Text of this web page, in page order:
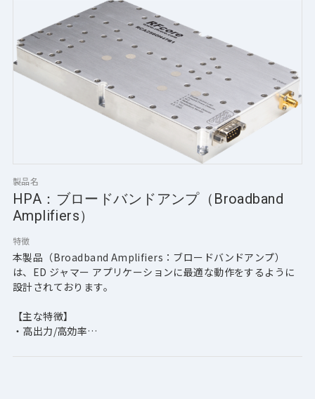
・小型で堅牢な設計
・低高調波出力
-Option-
・温度モニタ、電流モニタ内蔵
・高VSWR、過熱、過入力電力、過電流などに対する保護機能
・RS-232通信
製品名
HPA：ブロードバンドアンプ（Broadband
Amplifiers）
特徴
本製品（Broadband Amplifiers：ブロードバンドアンプ）
は、ED ジャマー アプリケーションに最適な動作をするように
設計されております。
【主な特徴】
・高出力/高効率
・軽　量